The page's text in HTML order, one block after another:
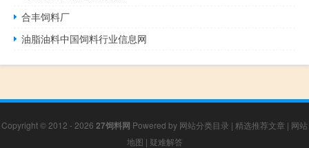
合丰饲料厂
油脂油料中国饲料行业信息网
Copyright © 2012 - 2026 27饲料网 Powered by 网站分类目录 | 精选推荐文章 | 网站
地图 | 疑难解答